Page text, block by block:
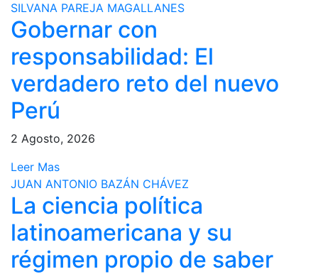
SILVANA PAREJA MAGALLANES
Gobernar con
responsabilidad: El
verdadero reto del nuevo
Perú
2 Agosto, 2026
Leer Mas
JUAN ANTONIO BAZÁN CHÁVEZ
La ciencia política
latinoamericana y su
régimen propio de saber